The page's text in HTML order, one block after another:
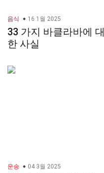
음식 16 1월 2025
33 가지 바클라바에 대
한 사실
운송 04 3월 2025